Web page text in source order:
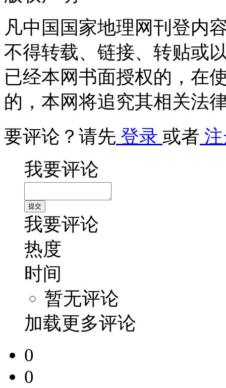
凡中国国家地理网刊登内
不得转载、链接、转贴或
已经本网书面授权的，在
的，本网将追究其相关法
要评论？请先 登录 或者
我要评论
我要评论
热度
时间
暂无评论
加载更多评论
0
0